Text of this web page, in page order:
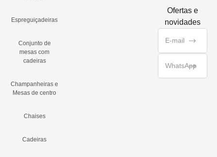
Espreguiçadeiras
Conjunto de
mesas com
cadeiras
Champanheiras e
Mesas de centro
Chaises
Cadeiras
Ofertas e
novidades